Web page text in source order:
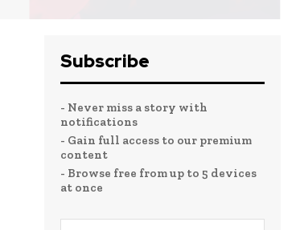
Subscribe
- Never miss a story with
notifications
- Gain full access to our premium
content
- Browse free from up to 5 devices
at once